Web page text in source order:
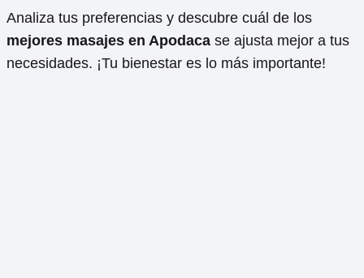
Analiza tus preferencias y descubre cuál de los
mejores masajes en Apodaca se ajusta mejor a tus
necesidades. ¡Tu bienestar es lo más importante!